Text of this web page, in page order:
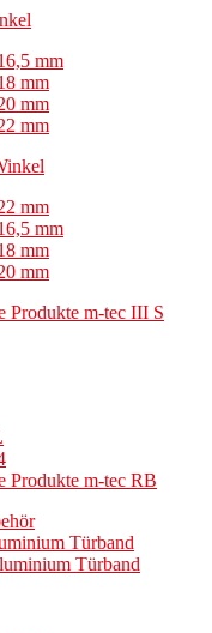
mm
mm
mm
mm
mm
mm
mm
mm
Produkte m-tec III S
Produkte m-tec RB
Türband
Türband